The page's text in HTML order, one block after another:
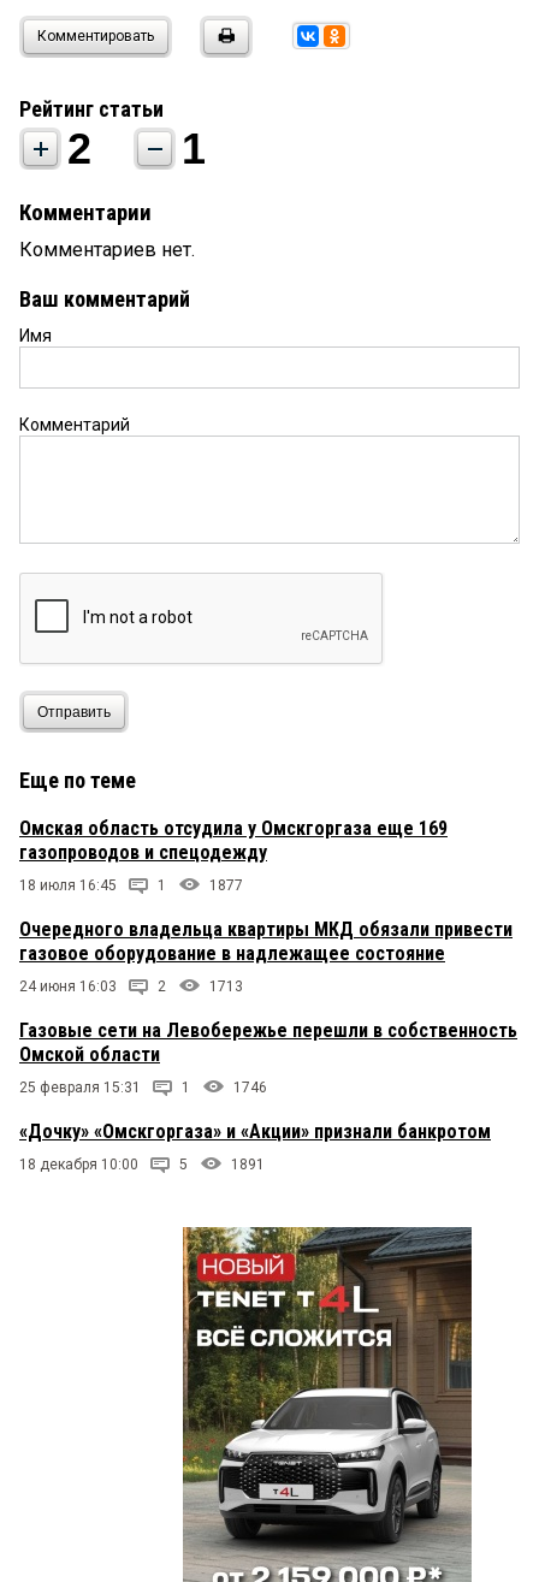
Комментировать
Рейтинг статьи
2 1
Комментарии
Комментариев нет.
Ваш комментарий
Имя
Комментарий
Отправить
Еще по теме
Омская область отсудила у Омскгоргаза еще 169
газопроводов и спецодежду
18 июля 16:45 1 1877
Очередного владельца квартиры МКД обязали привести
газовое оборудование в надлежащее состояние
24 июня 16:03 2 1713
Газовые сети на Левобережье перешли в собственность
Омской области
25 февраля 15:31 1 1746
«Дочку» «Омскгоргаза» и «Акции» признали банкротом
18 декабря 10:00 5 1891